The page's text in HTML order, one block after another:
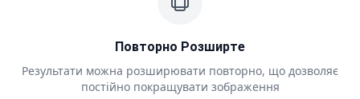
Повторно Розширте
Результати можна розширювати повторно, що дозволяє
постійно покращувати зображення